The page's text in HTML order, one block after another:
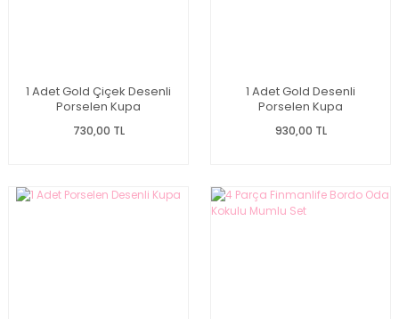
1 Adet Gold Çiçek Desenli
Porselen Kupa
730,00 TL
1 Adet Gold Desenli
Porselen Kupa
930,00 TL